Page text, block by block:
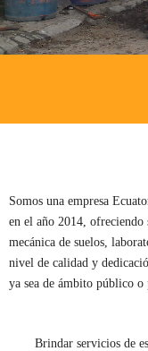
Somos una empresa
en el año 2014,
mecánica de suelos,
nivel de calidad y
ya sea de ámbito público o
Brindar servicios de